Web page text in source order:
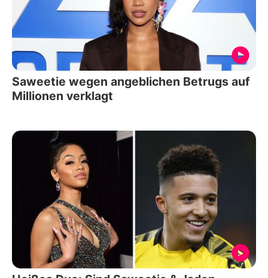
Saweetie wegen angeblichen Betrugs auf
Millionen verklagt